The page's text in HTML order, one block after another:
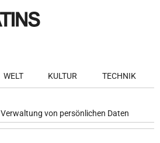
WELT KULTUR TECHNIK
Verwaltung von persönlichen Daten